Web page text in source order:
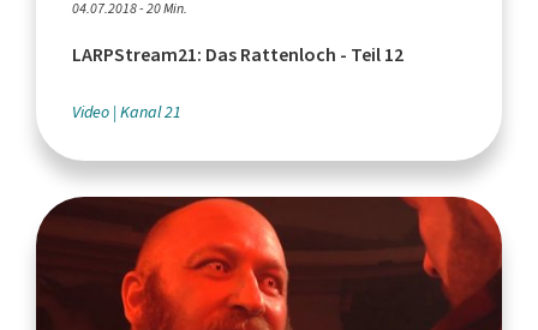
04.07.2018 - 20 Min.
LARPStream21: Das Rattenloch - Teil 12
Video Kanal 21